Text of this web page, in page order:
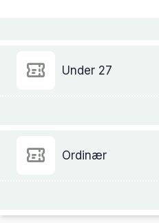
Under 27
Ordinær